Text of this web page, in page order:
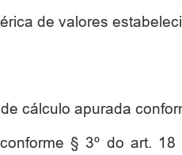
de valores
cálculo apurada
§ 3º do art. 18